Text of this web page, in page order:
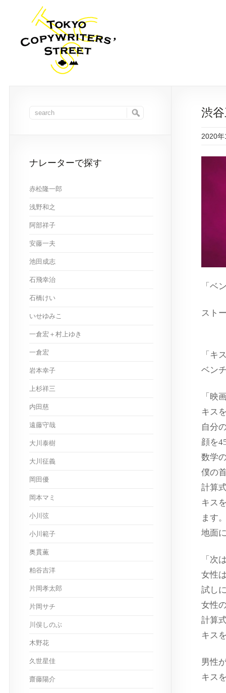
渋
2020
「ベ
スト
「キ
ベン
「映
キス
自分
顔を
数学
僕の
計算
キス
ます
地面
「次
女性
試し
女性
計算
キス
男性
キス
ナレーターで探す
赤松隆一郎
浅野和之
阿部祥子
安藤一夫
池田成志
石飛幸治
石橋けい
いせゆみこ
一倉宏＋村上ゆき
一倉宏
岩本幸子
上杉祥三
内田慈
遠藤守哉
大川泰樹
大川征義
岡田優
岡本マミ
小川弦
小川範子
奥貫薫
粕谷吉洋
片岡孝太郎
片岡サチ
川俣しのぶ
木野花
久世星佳
齋藤陽介